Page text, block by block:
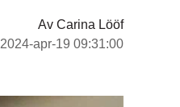
Av Carina Lööf
2024-apr-19 09:31:00